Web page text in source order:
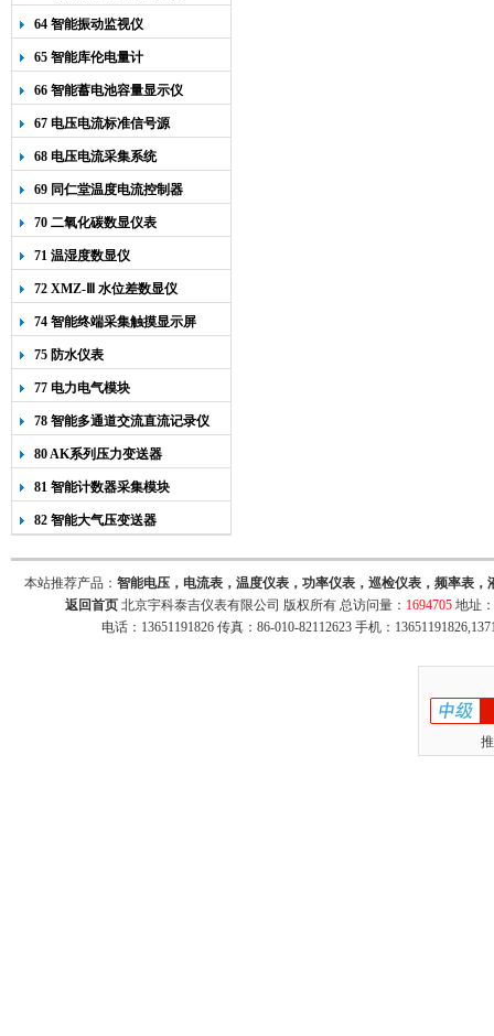
64 智能振动监视仪
65 智能库伦电量计
66 智能蓄电池容量显示仪
67 电压电流标准信号源
68 电压电流采集系统
69 同仁堂温度电流控制器
70 二氧化碳数显仪表
71 温湿度数显仪
72 XMZ-Ⅲ 水位差数显仪
74 智能终端采集触摸显示屏
75 防水仪表
77 电力电气模块
78 智能多通道交流直流记录仪
80 AK系列压力变送器
81 智能计数器采集模块
82 智能大气压变送器
本站推荐产品： 智能电压，电流表，温度仪表，功率仪表，巡检仪表，频率表
返回首页 北京宇科泰吉仪表有限公司 版权所有 总访问量： 1694705 地址
电话：13651191826 传真：86-010-82112623 手机：